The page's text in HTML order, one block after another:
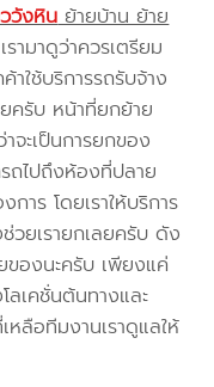
วังหินย้ายบ้าน ย้าย
ามาดูว่าควรเตรียม
ใช้บริการรถรับจ้าง
ยครับ หน้าที่ยกย้าย
จะเป็นการยกของ
ถไปถึงห้องที่ปลาย
าร โดยเราให้บริการ
ยเรายกเลยครับ ดัง
ของนะครับ เพียงแค่
ลเคชั่นต้นทางและ
หลือทีมงานเราดูแลให้